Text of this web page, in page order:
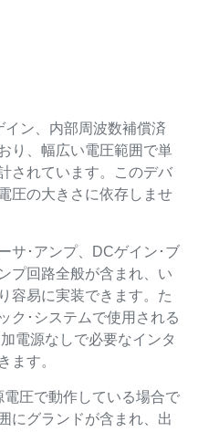
ン、内部周波数補償済
り、幅広い電圧範囲で単
されています。このデバ
圧の大きさに依存しませ
サ･アンプ、DCゲイン･ブ
プ回路全般が含まれ、い
容易に実装できます。た
ク･システムで使用される
電源なしで必要なインタ
ます。
圧で動作している場合で
にグランドが含まれ、出